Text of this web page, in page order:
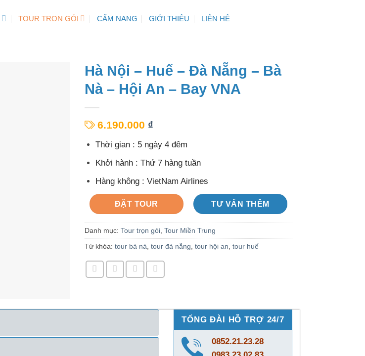
TOUR TRỌN GÓI CẨM NANG GIỚI THIỆU LIÊN HỆ
Hà Nội – Huế – Đà Nẵng – Bà
Nà – Hội An – Bay VNA
6.190.000 ₫
Thời gian : 5 ngày 4 đêm
Khởi hành : Thứ 7 hàng tuần
Hàng không : VietNam Airlines
ĐẶT TOUR TƯ VẤN THÊM
Danh mục: Tour trọn gói, Tour Miền Trung
Từ khóa: tour bà nà tour đà nẵng tour hội an tour huế
TỔNG ĐÀI HỖ TRỢ 24/7
0852.21.23.28